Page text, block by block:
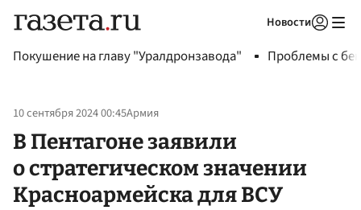
Новости
Покушение на главу "Уралдронзавода" Проблемы с
10 сентября 2024 00:45Армия
В Пентагоне заявили
о стратегическом значении
Красноармейска для ВСУ